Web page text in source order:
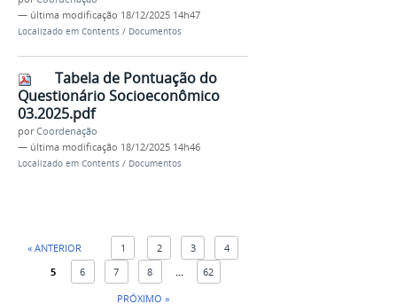
— última modificação 18/12/2025 14h47
Localizado em Contents / Documentos
Tabela de Pontuação do
Questionário Socioeconômico
03.2025.pdf
porCoordenação
— última modificação 18/12/2025 14h46
Localizado em Contents / Documentos
« ANTERIOR 1 2 3
4
5
6 7 8 ...
62
PRÓXIMO »